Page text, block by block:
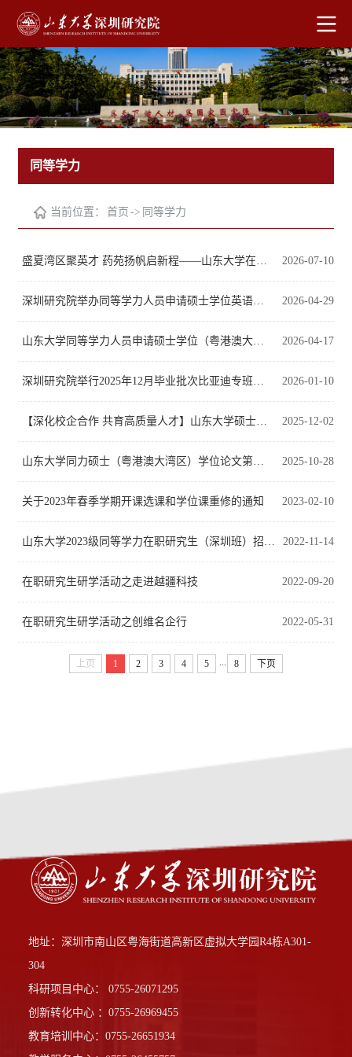
同等学力
当前位置： 首页 -> 同等学力
2026-07-10
盛夏湾区聚英才 药苑扬帆启新程——山东大学在广州举行2026级药学专业在职研究生课程班（粤港澳大湾区）开学典礼
2026-04-29
深圳研究院举办同等学力人员申请硕士学位英语辅导暨前沿讲座
2026-04-17
山东大学同等学力人员申请硕士学位（粤港澳大湾区）专业简介
2026-01-10
深圳研究院举行2025年12月毕业批次比亚迪专班硕士学位证书颁发仪式
2025-12-02
【深化校企合作 共育高质量人才】山东大学硕士学位论文答辩会（比亚迪专场）圆满举行
2025-10-28
山东大学同力硕士（粤港澳大湾区）学位论文第二期开题答辩顺利举行
2023-02-10
关于2023年春季学期开课选课和学位课重修的通知
2022-11-14
2022-09-20
在职研究生研学活动之走进越疆科技
2022-05-31
在职研究生研学活动之创维名企行
上页 1 2 3 4 5 ... 8 下页
地址：深圳市南山区粤海街道高新区虚拟大学园R4栋A301-
304
科研项目中心： 0755-26071295
创新转化中心 ：0755-26969455
教育培训中心：0755-26651934